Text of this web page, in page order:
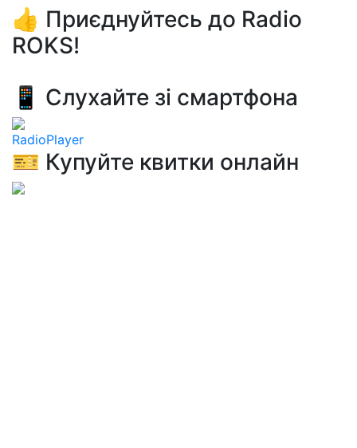
👍 Приєднуйтесь до Radio
ROKS!
📱 Слухайте зі смартфона
RadioPlayer
🎫 Купуйте квитки онлайн